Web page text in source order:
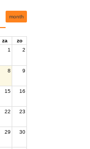
month
za
zo
1 2
8 9
15 16
22 23
29 30